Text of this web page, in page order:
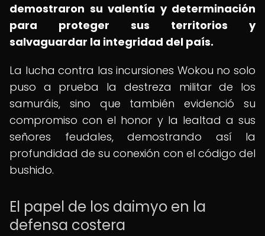
demostraron su valentía y determinación
para proteger sus territorios y
salvaguardar la integridad del país.
La lucha contra las incursiones Wokou no solo
puso a prueba la destreza militar de los
samuráis, sino que también evidenció su
compromiso con el honor y la lealtad a sus
señores feudales, demostrando así la
profundidad de su conexión con el código del
bushido.
El papel de los daimyo en la
defensa costera